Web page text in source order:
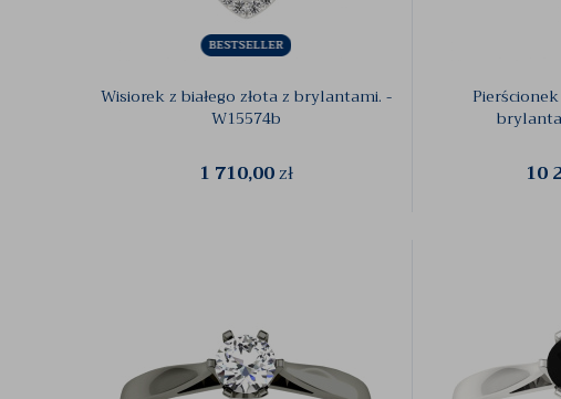
Wisiorek z białego złota z brylantami. -
W15574b
1 710,00zł 10